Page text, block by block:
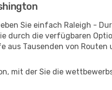
Sie einfach Raleigh -
durch die verfügbaren
aus Tausenden von Routen
mit der Sie die